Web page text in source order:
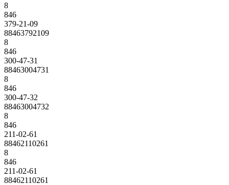
8
846
379-21-09
88463792109
8
846
300-47-31
88463004731
8
846
300-47-32
88463004732
8
846
211-02-61
88462110261
8
846
211-02-61
88462110261